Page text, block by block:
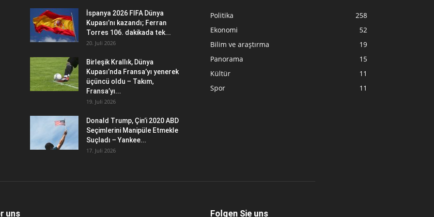
İspanya 2026 FIFA Dünya
Kupası’nı kazandı; Ferran
Torres 106. dakikada tek...
20. Juli 2026
Birleşik Krallık, Dünya
Kupası’nda Fransa’yı yenerek
üçüncü oldu – Takım,
Fransa’yı...
19. Juli 2026
Donald Trump, Çin’i 2020 ABD
Seçimlerini Manipüle Etmekle
Suçladı – Yankee...
17. Juli 2026
Politika
258
Ekonomi
52
Bilim ve araştırma
19
Panorama
15
Kültür
11
Spor
11
uns Folgen Sie uns